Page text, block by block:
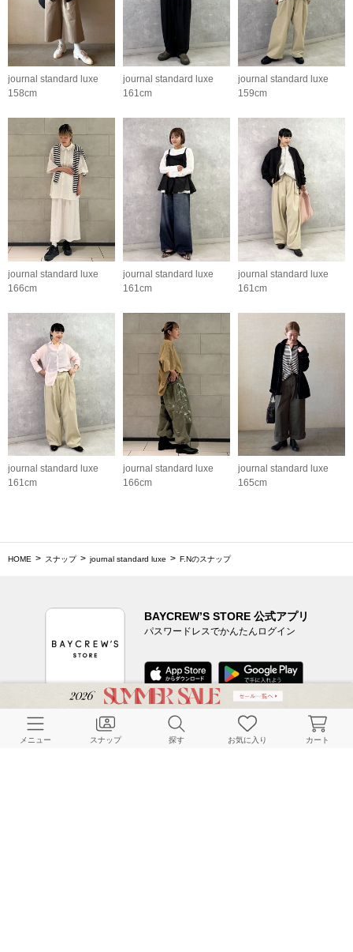
journal standard luxe
158cm
journal standard luxe
161cm
journal standard luxe
159cm
journal standard luxe
166cm
journal standard luxe
161cm
journal standard luxe
161cm
journal standard luxe
161cm
journal standard luxe
166cm
journal standard luxe
165cm
HOME スナップ journal standard luxe F.Nのスナップ
BAYCREW’S STORE 公式アプリ
パスワードレスでかんたんログイン
CUSTOMER SERVICE
メニュー スナップ 探す お気に入り カート